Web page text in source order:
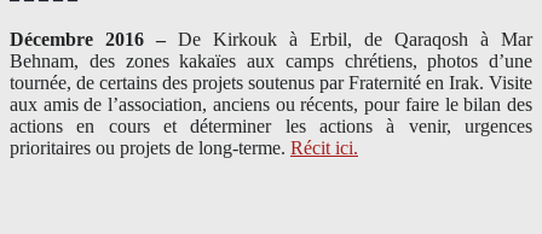
Décembre 2016 – De Kirkouk à Erbil, de Qaraqosh à Mar
Behnam, des zones kakaïes aux camps chrétiens, photos d’une
tournée, de certains des projets soutenus par Fraternité en Irak. Visite
aux amis de l’association, anciens ou récents, pour faire le bilan des
actions en cours et déterminer les actions à venir, urgences
prioritaires ou projets de long-terme. Récit ici.